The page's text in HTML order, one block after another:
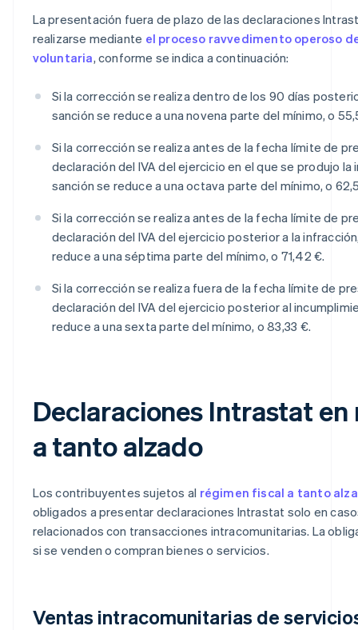
La presentación fuera de plazo de las declaraciones
realizarse mediante el proceso ravvedimento operoso
voluntaria, conforme se indica a continuación:
Si la corrección se realiza dentro de los 90 días
sanción se reduce a una novena parte del mínimo, o
Si la corrección se realiza antes de la fecha límite de
declaración del IVA del ejercicio en el que se produjo la
sanción se reduce a una octava parte del mínimo, o
Si la corrección se realiza antes de la fecha límite de
declaración del IVA del ejercicio posterior a la
reduce a una séptima parte del mínimo, o 71,42 €.
Si la corrección se realiza fuera de la fecha límite de
declaración del IVA del ejercicio posterior al
reduce a una sexta parte del mínimo, o 83,33 €.
Declaraciones Intrastat en
a tanto alzado
Los contribuyentes sujetos al régimen fiscal a tanto
obligados a presentar declaraciones Intrastat solo en
relacionados con transacciones intracomunitarias. La
si se venden o compran bienes o servicios.
Ventas intracomunitarias de